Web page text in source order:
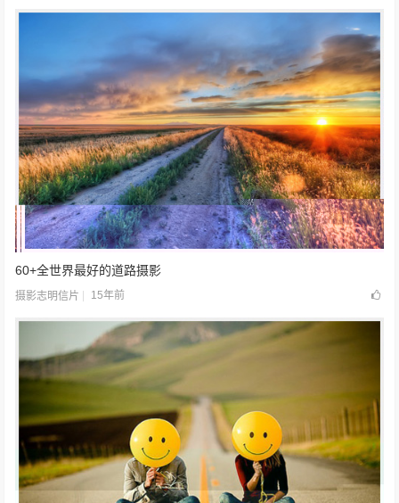
60+全世界最好的道路摄影
摄影志明信片 15年前